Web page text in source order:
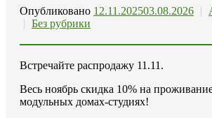
Опубликовано 12.11.202503.08.2026 |
| Без рубрики
Встречайте распродажу 11.11.
Весь ноябрь скидка 10% на
модульных домах-студиях!